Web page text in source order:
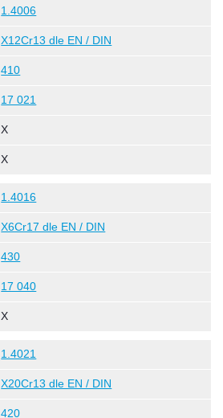
1.4006
X12Cr13 dle EN / DIN
410
17 021
X
X
1.4016
X6Cr17 dle EN / DIN
430
17 040
X
1.4021
X20Cr13 dle EN / DIN
420